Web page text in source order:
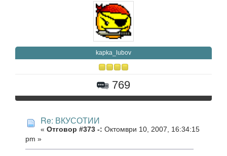
kapka_lubov
769
Re: ВКУСОТИИ
« Отговор #373 -: Октомври 10, 2007, 16:34:15
pm »